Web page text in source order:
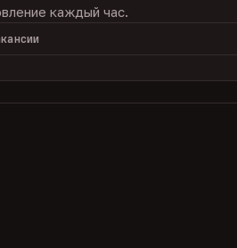
каждый час.